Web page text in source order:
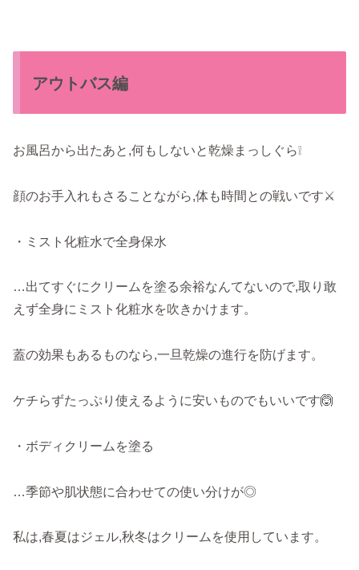
アウトバス編
お風呂から出たあと,何もしないと乾燥まっしぐら❕
顔のお手入れもさることながら,体も時間との戦いです⚔
・ミスト化粧水で全身保水
…出てすぐにクリームを塗る余裕なんてないので,取り敢
えず全身にミスト化粧水を吹きかけます。
蓋の効果もあるものなら,一旦乾燥の進行を防げます。
ケチらずたっぷり使えるように安いものでもいいです🙆
・ボディクリームを塗る
…季節や肌状態に合わせての使い分けが◎
私は,春夏はジェル,秋冬はクリームを使用しています。